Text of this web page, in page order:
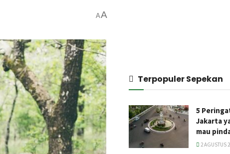
AA
Terpopuler Sepekan
5
Jakarta
mau
2 AGUSTUS